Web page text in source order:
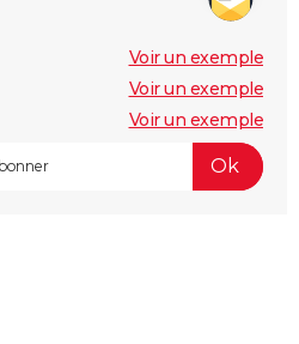
Voir un exemple
Voir un exemple
Voir un exemple